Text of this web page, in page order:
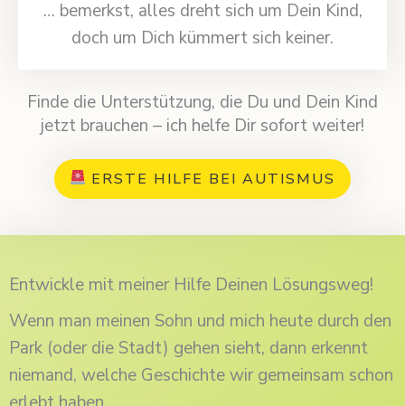
… bemerkst, alles dreht sich um Dein Kind,
doch um Dich kümmert sich keiner.
Finde die Unterstützung, die Du und Dein Kind
jetzt brauchen – ich helfe Dir sofort weiter!
ERSTE HILFE BEI AUTISMUS
Entwickle mit meiner Hilfe Deinen Lösungsweg!
Wenn man meinen Sohn und mich heute durch den
Park (oder die Stadt) gehen sieht, dann erkennt
niemand, welche Geschichte wir gemeinsam schon